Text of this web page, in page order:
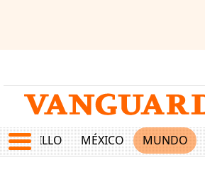
SALTILLO MÉXICO MUNDO